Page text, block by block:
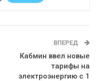
ВПЕРЕД
Кабмин ввел новые
тарифы на
электроэнергию с 1